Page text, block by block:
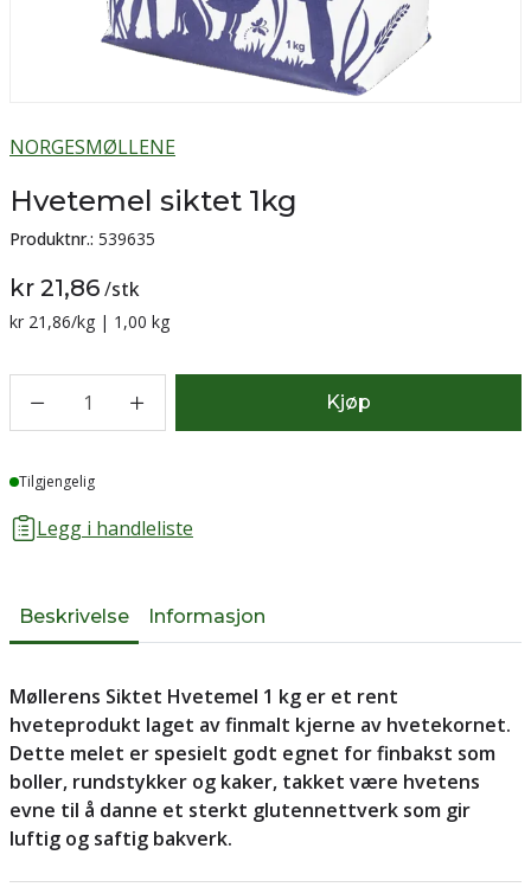
NORGESMØLLENE
Hvetemel siktet 1kg
Produktnr.: 539635
kr 21,86/stk
Sammenligning pris:
kr 21,86/kg | 1,00 kg
1 Kjøp
Lager
Tilgjengelig
Legg i handleliste
Beskrivelse Informasjon
Møllerens Siktet Hvetemel 1 kg er et rent
hveteprodukt laget av finmalt kjerne av hvetekornet.
Dette melet er spesielt godt egnet for finbakst som
boller, rundstykker og kaker, takket være hvetens
evne til å danne et sterkt glutennettverk som gir
luftig og saftig bakverk.